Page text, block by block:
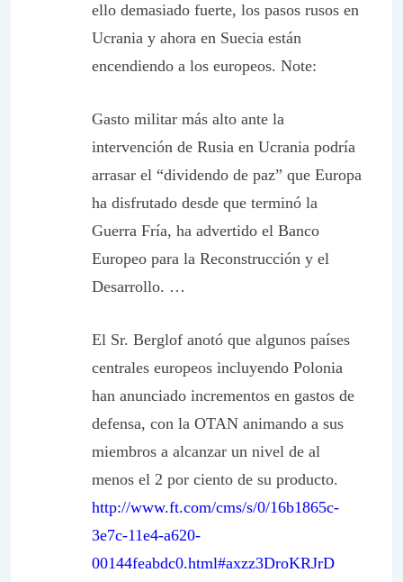
ello demasiado fuerte, los pasos rusos en
Ucrania y ahora en Suecia están
encendiendo a los europeos. Note:
Gasto militar más alto ante la
intervención de Rusia en Ucrania podría
arrasar el “dividendo de paz” que Europa
ha disfrutado desde que terminó la
Guerra Fría, ha advertido el Banco
Europeo para la Reconstrucción y el
Desarrollo. …
El Sr. Berglof anotó que algunos países
centrales europeos incluyendo Polonia
han anunciado incrementos en gastos de
defensa, con la OTAN animando a sus
miembros a alcanzar un nivel de al
menos el 2 por ciento de su producto.
http://www.ft.com/cms/s/0/16b1865c-
3e7c-11e4-a620-
00144feabdc0.html#axzz3DroKRJrD